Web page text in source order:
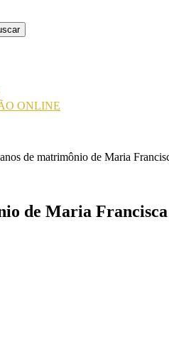
ONLINE
de matrimônio de Maria
de Maria